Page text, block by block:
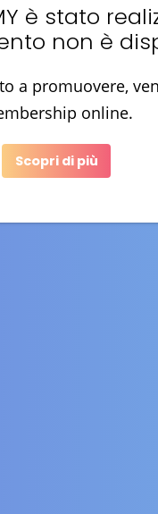
è stato
non è
a promuovere,
online.
Scopri di più